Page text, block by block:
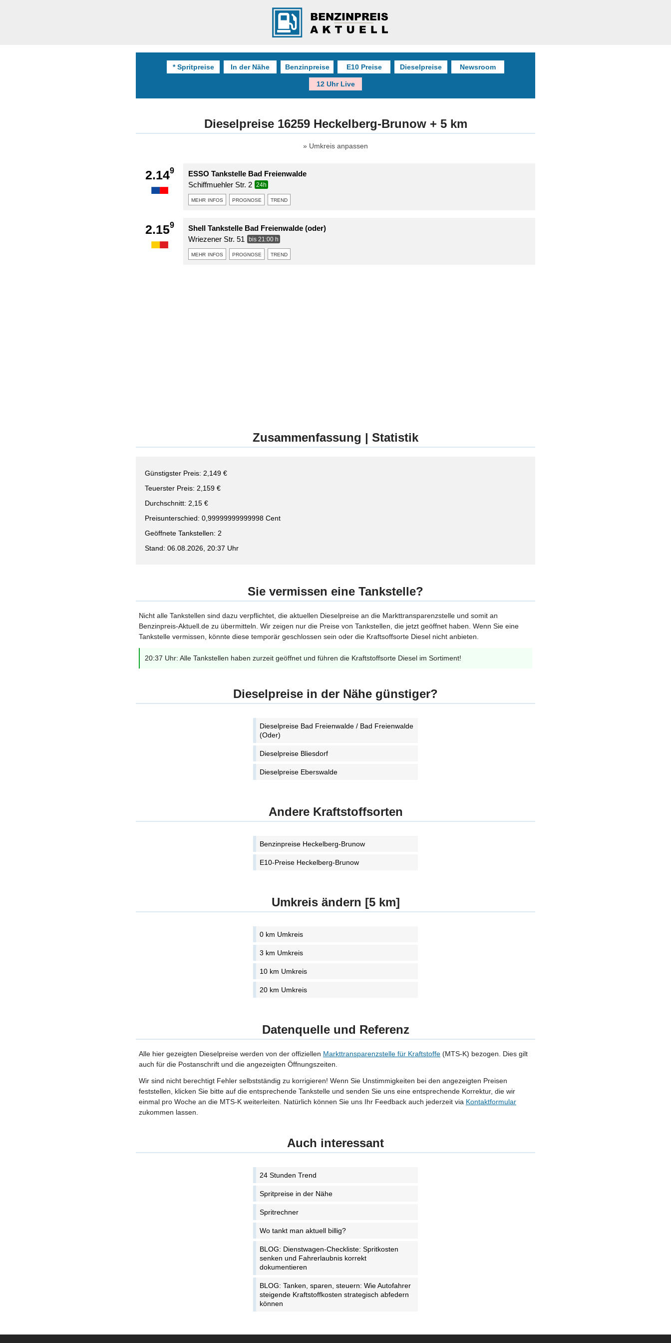
* Spritpreise In der Nähe Benzinpreise E10 Preise Dieselpreise Newsroom
12 Uhr Live
Dieselpreise 16259 Heckelberg-Brunow + 5 km
Umkreis anpassen
2.149
ESSO Tankstelle Bad Freienwalde
Schiffmuehler Str. 2
24h
mehr infos prognose trend
2.159
Shell Tankstelle Bad Freienwalde (oder)
Wriezener Str. 51
bis 21:00 h
mehr infos prognose trend
Zusammenfassung | Statistik
Günstigster Preis: 2,149 €
Teuerster Preis: 2,159 €
Durchschnitt: 2,15 €
Preisunterschied: 0,99999999999998 Cent
Geöffnete Tankstellen: 2
Stand: 06.08.2026, 20:37 Uhr
Sie vermissen eine Tankstelle?
Nicht alle Tankstellen sind dazu verpflichtet, die aktuellen Dieselpreise an die Markttransparenzstelle und somit an
Benzinpreis-Aktuell.de zu übermitteln. Wir zeigen nur die Preise von Tankstellen, die jetzt geöffnet haben. Wenn Sie eine
Tankstelle vermissen, könnte diese temporär geschlossen sein oder die Kraftsoffsorte Diesel nicht anbieten.
20:37 Uhr: Alle Tankstellen haben zurzeit geöffnet und führen die Kraftstoffsorte Diesel im Sortiment!
Dieselpreise in der Nähe günstiger?
Dieselpreise Bad Freienwalde / Bad Freienwalde
(Oder)
Dieselpreise Bliesdorf
Dieselpreise Eberswalde
Andere Kraftstoffsorten
Benzinpreise Heckelberg-Brunow
E10-Preise Heckelberg-Brunow
Umkreis ändern [5 km]
0 km Umkreis
3 km Umkreis
10 km Umkreis
20 km Umkreis
Datenquelle und Referenz
Alle hier gezeigten Dieselpreise werden von der offiziellen Markttransparenzstelle für Kraftstoffe (MTS-K) bezogen. Dies gilt
auch für die Postanschrift und die angezeigten Öffnungszeiten.
Wir sind nicht berechtigt Fehler selbstständig zu korrigieren! Wenn Sie Unstimmigkeiten bei den angezeigten Preisen
feststellen, klicken Sie bitte auf die entsprechende Tankstelle und senden Sie uns eine entsprechende Korrektur, die wir
einmal pro Woche an die MTS-K weiterleiten. Natürlich können Sie uns Ihr Feedback auch jederzeit via Kontaktformular
zukommen lassen.
Auch interessant
24 Stunden Trend
Spritpreise in der Nähe
Spritrechner
Wo tankt man aktuell billig?
BLOG: Dienstwagen-Checkliste: Spritkosten
senken und Fahrerlaubnis korrekt
dokumentieren
BLOG: Tanken, sparen, steuern: Wie Autofahrer
steigende Kraftstoffkosten strategisch abfedern
können